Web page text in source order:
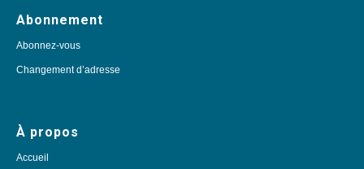
Abonnement
Abonnez-vous
Changement d’adresse
À propos
Accueil